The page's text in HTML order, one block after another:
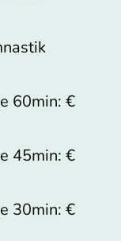
60min: €
45min: €
30min: €